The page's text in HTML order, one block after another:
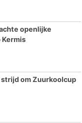
openlijke
strijd om Zuurkoolcup